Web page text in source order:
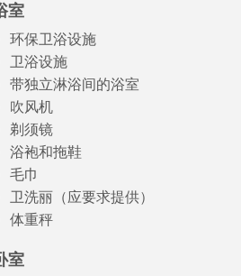
室
环保卫浴设施
卫浴设施
带独立淋浴间的浴室
吹风机
剃须镜
浴袍和拖鞋
毛巾
卫洗丽（应要求提供）
体重秤
室